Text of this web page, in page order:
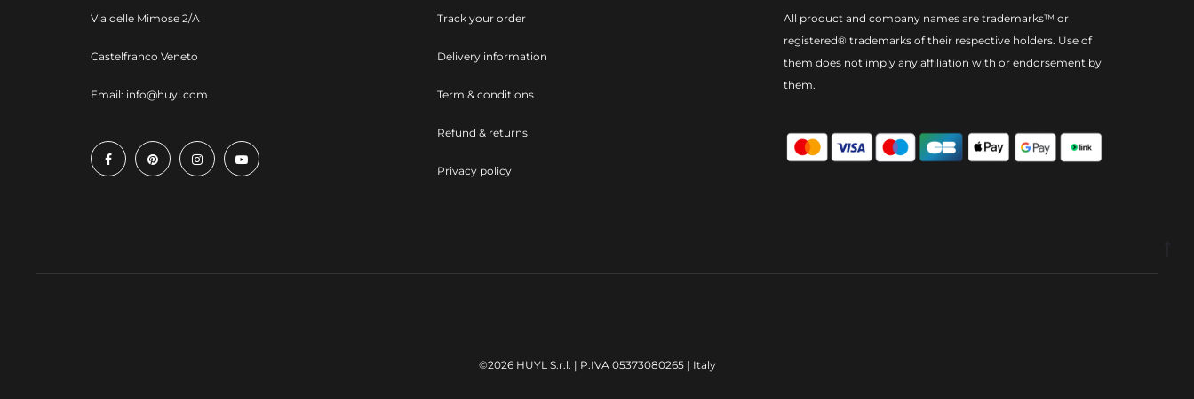
Via delle Mimose 2/A
Castelfranco Veneto
Email: info@huyl.com
Track your order
Delivery information
Term & conditions
Refund & returns
Privacy policy
All product and company names are trademarks™ or
registered® trademarks of their respective holders. Use of
them does not imply any affiliation with or endorsement by
them.
©2026 HUYL S.r.l. | P.IVA 05373080265 | Italy